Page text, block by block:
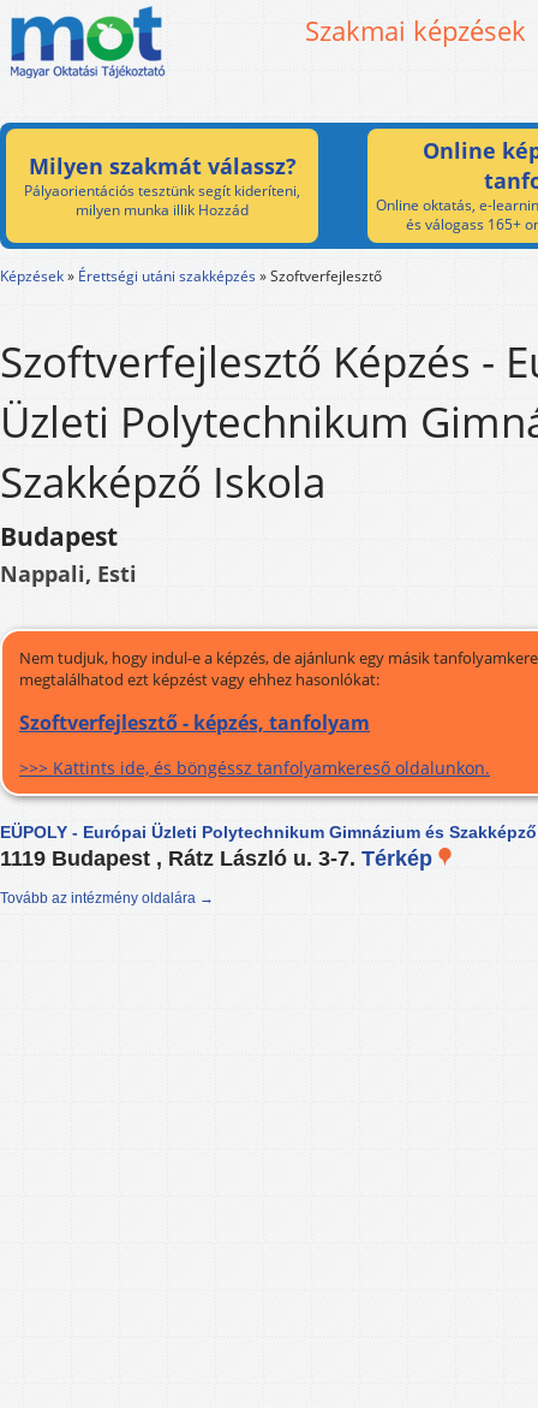
Szakmai képzések
Milyen szakmát válassz?
Pályaorientációs tesztünk segít kideríteni,
milyen munka illik Hozzád
Online
Online oktatás, e-
és válogass 165+
Képzések» Érettségi utáni szakképzés»Szoftverfejlesztő
Szoftverfejlesztő Képzés -
Üzleti Polytechnikum
Szakképző Iskola
Budapest
Nappali, Esti
Nem tudjuk, hogy indul-e a képzés, de ajánlunk egy másik
megtalálhatod ezt képzést vagy ehhez hasonlókat:
Szoftverfejlesztő - képzés, tanfolyam
>>> Kattints ide, és böngéssz tanfolyamkereső oldalunkon.
EÜPOLY - Európai Üzleti Polytechnikum Gimnázium és
1119 Budapest , Rátz László u. 3-7. Térkép
Tovább az intézmény oldalára →